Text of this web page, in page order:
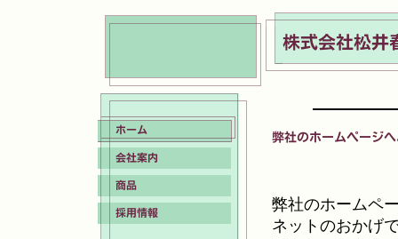
弊社のホームペ
ネットのおかげ